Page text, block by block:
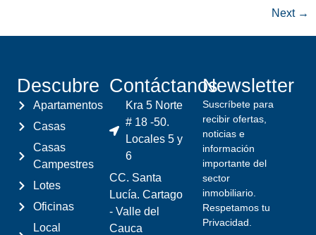
Next →
Descubre
Apartamentos
Casas
Casas
Campestres
Lotes
Oficinas
Local
Contáctanos
Kra 5 Norte
# 18 -50.
Locales 5 y
6
CC. Santa
Lucía. Cartago
- Valle del
Cauca
Newsletter
Suscríbete para
recibir ofertas,
noticias e
información
importante del
sector
inmobiliario.
Respetamos tu
Privacidad.